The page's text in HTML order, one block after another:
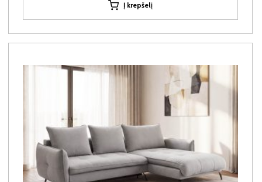
Į krepšelį